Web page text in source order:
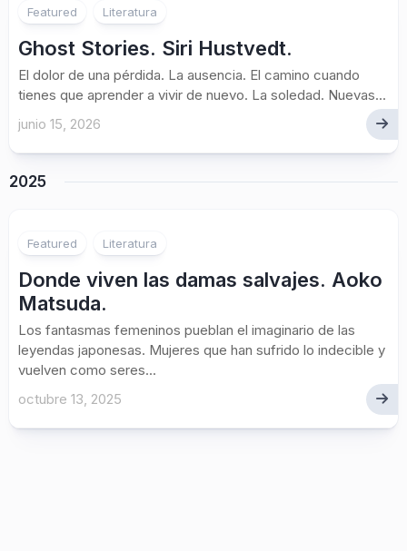
Featured Literatura
Ghost Stories. Siri Hustvedt.
El dolor de una pérdida. La ausencia. El camino cuando
tienes que aprender a vivir de nuevo. La soledad. Nuevas...
junio 15, 2026
2025
Featured Literatura
Donde viven las damas salvajes. Aoko
Matsuda.
Los fantasmas femeninos pueblan el imaginario de las
leyendas japonesas. Mujeres que han sufrido lo indecible y
vuelven como seres...
octubre 13, 2025